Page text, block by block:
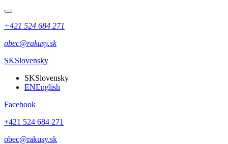
+421 524 684 271
obec@rakusy.sk
SKSlovensky
SKSlovensky
ENEnglish
Facebook
+421 524 684 271
obec@rakusy.sk